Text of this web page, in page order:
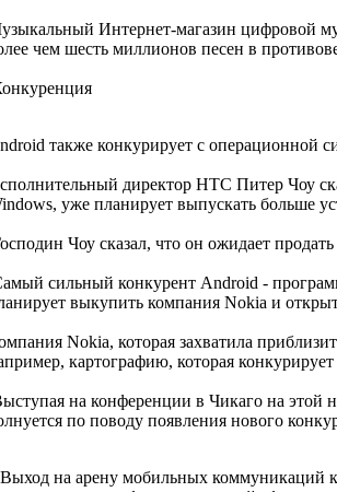
Интернет-магазин цифровой
чем шесть миллионов песен в
также конкурирует с операционной
директор HTC Питер Чоу
уже планирует выпускать больше
Чоу сказал, что он ожидает
сильный конкурент Android -
выкупить компания Nokia и
Nokia, которая захватила
картографию, которая
на конференции в Чикаго на этой
по поводу появления нового
на арену мобильных коммуникаций